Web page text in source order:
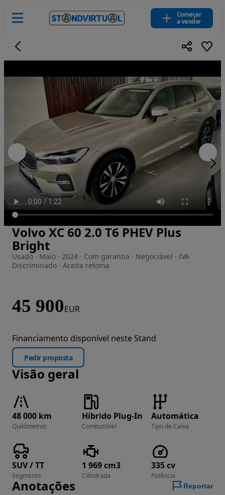
Começar
a vender
Imagem 1 de 18
Volvo XC 60 2.0 T6 PHEV Plus
Bright
Usado · Maio · 2024 · Com garantia · Negociável · IVA
Discriminado · Aceita retoma
45 900EUR
Financiamento disponível neste Stand
Pedir proposta
Visão geral
48 000 km
Quilómetros
Híbrido Plug-In
Combustível
Automática
Tipo de Caixa
SUV / TT
Segmento
1 969 cm3
Cilindrada
335 cv
Potência
Anotações Reportar